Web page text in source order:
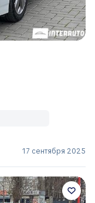
17 сентября 2025